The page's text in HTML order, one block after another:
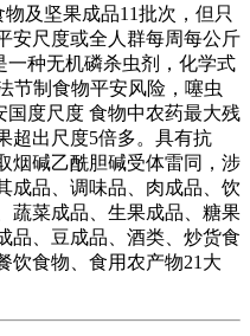
及坚果成品11批次，但只
安尺度或全人群每周每公斤
一种无机磷杀虫剂，化学式
节制食物平安风险，噻虫
国度尺度 食物中农药最大残
超出尺度5倍多。具有抗
烟碱乙酰胆碱受体雷同，涉
成品、调味品、肉成品、饮
蔬菜成品、生果成品、糖果
品、豆成品、酒类、炒货食
饮食物、食用农产物21大